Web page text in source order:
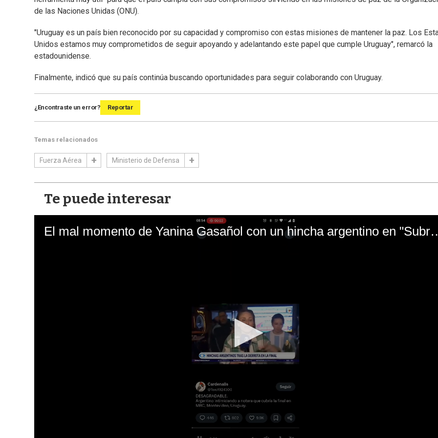
de las Naciones Unidas (ONU).
"Uruguay es un país bien reconocido por su capacidad y compromiso con estas misiones de mantener la paz. Los
Unidos estamos muy comprometidos de seguir apoyando y adelantando este papel que cumple Uruguay", remarcó la
estadounidense.
Finalmente, indicó que su país continúa buscando oportunidades para seguir colaborando con Uruguay.
¿Encontraste un error? Reportar
Temas relacionados
Fuerza Aérea Ministerio de Defensa
Te puede interesar
El mal momento de